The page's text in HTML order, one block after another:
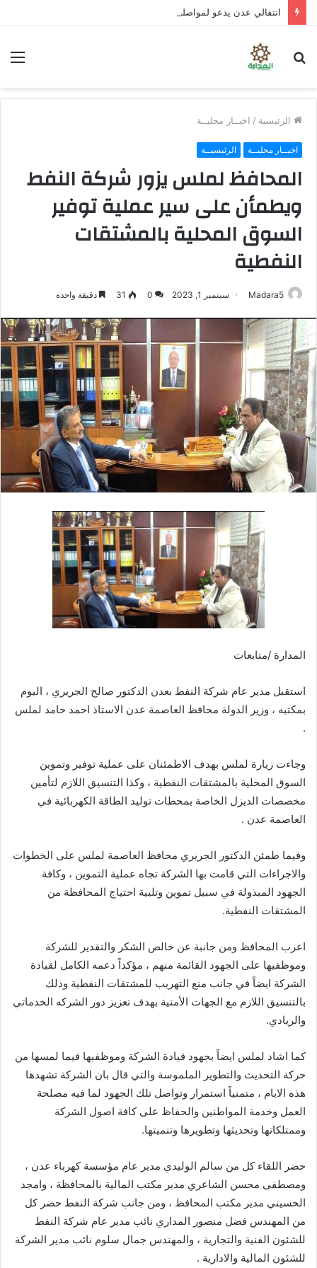
الرئيسية / اخبــار محليــة
اخبــار محليــة الرئيسيــة
المحافظ لملس يزور شركة النفط
ويطمأن على سير عملية توفير
السوق المحلية بالمشتقات
النفطية
Madara5 سبتمبر 1, 2023 0
31 دقيقة واحدة
المدارة /متابعات
استقبل مدير عام شركة النفط بعدن الدكتور صالح الجريري ، اليوم
بمكتبه ، وزير الدولة محافظ العاصمة عدن الاستاذ احمد حامد لملس
.
وجاءت زيارة لملس بهدف الاطمئنان على عملية توفير وتموين
السوق المحلية بالمشتقات النفطية ، وكذا التنسيق اللازم لتأمين
مخصصات الديزل الخاصة بمحطات توليد الطاقة الكهربائية في
العاصمة عدن .
وفيما طمئن الدكتور الجريري محافظ العاصمة لملس على الخطوات
والاجراءات التي قامت بها الشركة تجاه عملية التموين ، وكافة
الجهود المبذولة في سبيل تموين وتلبية احتياج المحافظة من
المشتقات النفطية.
اعرب المحافظ ومن جانبة عن خالص الشكر والتقدير للشركة
وموظفيها على الجهود القائمة منهم ، مؤكداً دعمه الكامل لقيادة
الشركة ايضاً في جانب منع التهريب للمشتقات النفطية وذلك
بالتنسيق اللازم مع الجهات الأمنية بهدف تعزيز دور الشركه الخدماتي
والريادي.
كما اشاد لملس ايضاً بجهود قيادة الشركة وموظفيها فيما لمسها من
حركة التحديث والتطوير الملموسة والتي قال بان الشركة تشهدها
هذه الايام ، متمنياً استمرار وتواصل تلك الجهود لما فيه مصلحة
العمل وخدمة المواطنين والحفاظ على كافة اصول الشركة
وممتلكاتها وتحديثها وتطويرها وتنميتها.
حضر اللقاء كل من سالم الوليدي مدير عام مؤسسة كهرباء عدن ،
ومصطفى محسن الشاعري مدير مكتب المالية بالمحافظة ، وامجد
الحسيني مدير مكتب المحافظ ، ومن جانب شركة النفط حضر كل
من المهندس فضل منصور المداري نائب مدير عام شركة النفط
للشئون الفنية والتجارية ، والمهندس جمال سلوم نائب مدير الشركة
للشئون المالية والادارية .